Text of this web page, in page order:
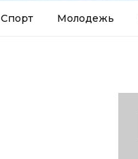
Спорт Молодежь